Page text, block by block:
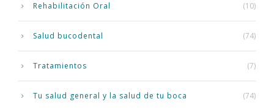
Rehabilitación Oral (10)
Salud bucodental (74)
Tratamientos (7)
Tu salud general y la salud de tu boca (74)